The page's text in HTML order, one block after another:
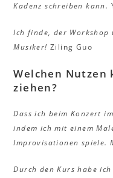
Kadenz schreiben kann.
Ich finde, der
Musiker! Ziling Guo
Welchen Nutzen
ziehen?
Dass ich beim Konzert
indem ich mit einem
Improvisationen spiele.
Durch den Kurs habe